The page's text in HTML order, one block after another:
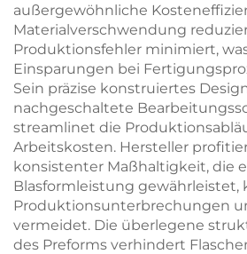
außergewöhnliche
Materialverschwendung
Produktionsfehler minimiert,
Einsparungen bei
Sein präzise konstruiertes
nachgeschaltete
streamlinet die
Arbeitskosten. Hersteller
konsistenter Maßhaltigkeit, die
Blasformleistung gewährleistet,
Produktionsunterbrechungen
vermeidet. Die überlegene
des Preforms verhindert